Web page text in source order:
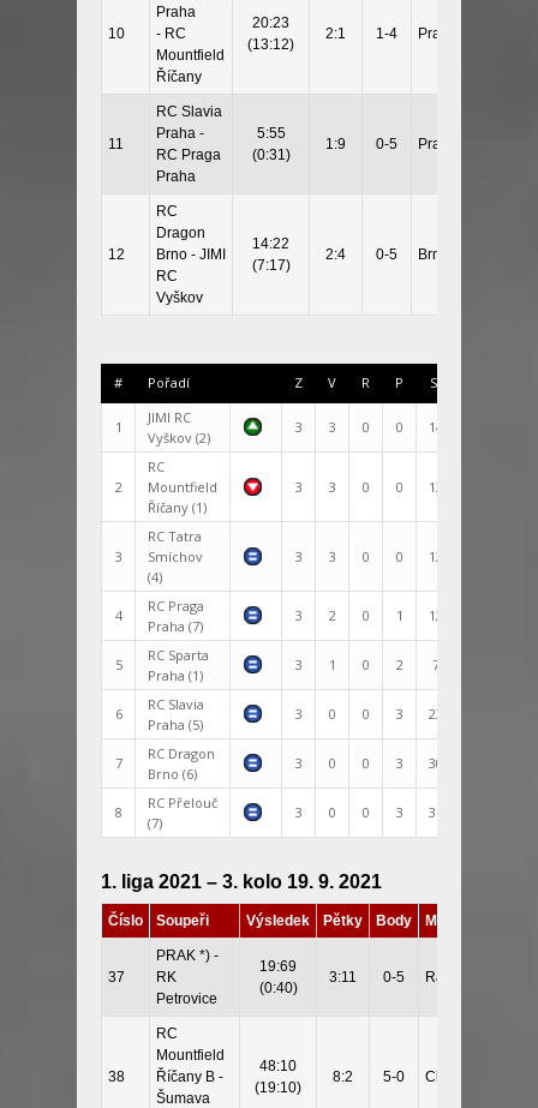
10
Praha
- RC
Mountfield
Říčany
20:23
(13:12)
2:1 1-4 Praha
11
RC Slavia
Praha -
RC Praga
Praha
5:55
(0:31)
1:9 0-5 Praha
12
RC
Dragon
Brno - JIMI
RC
Vyškov
14:22
(7:17)
2:4 0-5 Brno
# Pořadí Z V R P Skóre
1
JIMI RC
Vyškov (2)
3 3 0 0 143:59
2
RC
Mountfield
Říčany (1)
3 3 0 0 139:31
3
RC Tatra
Smíchov
(4)
3 3 0 0 125:46
4
RC Praga
Praha (7)
3 2 0 1 128:59
5
RC Sparta
Praha (1)
3 1 0 2 77:70
6
RC Slavia
Praha (5)
3 0 0 3 23:165
7
RC Dragon
Brno (6)
3 0 0 3 30:102
8
RC Přelouč
(7)
3 0 0 3 35:168
1. liga 2021 – 3. kolo 19. 9. 2021
Číslo Soupeři Výsledek Pětky Body Místo
37
PRAK *) -
RK
Petrovice
19:69
(0:40)
3:11 0-5 Rakovník
38
RC
Mountfield
Říčany B -
Šumava
48:10
(19:10)
8:2 5-0 Chrášťany